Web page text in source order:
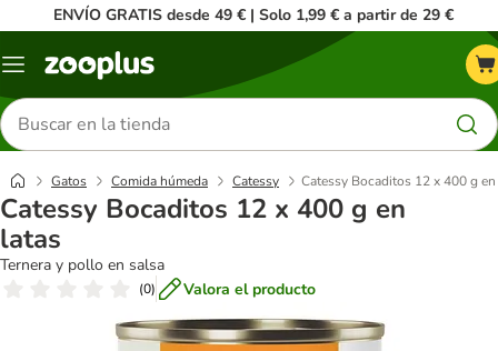
ENVÍO GRATIS desde 49 € | Solo 1,99 € a partir de 29 €
Menú
Buscar
productos
Gatos Comida húmeda Catessy Catessy Bocaditos 12 x 400 g
Catessy Bocaditos 12 x 400 g en
latas
Ternera y pollo en salsa
(0) Valora el producto